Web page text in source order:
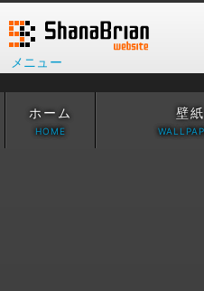
メニュー
ホーム 壁紙